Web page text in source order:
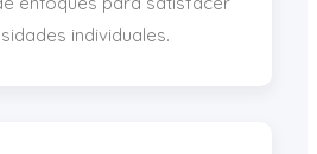
individuales.